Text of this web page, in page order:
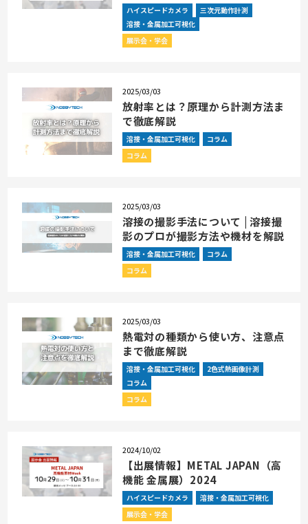
ハイスピードカメラ
三次元動作計測
溶接・金属加工可視化
展示会・学会
2025/03/03
放射率とは？原理から計測方法ま
で徹底解説
溶接・金属加工可視化
コラム
コラム
2025/03/03
溶接の撮影手法について | 溶接撮
影のプロが撮影方法や機材を解説
溶接・金属加工可視化
コラム
コラム
2025/03/03
熱電対の種類から使い方、注意点
まで徹底解説
溶接・金属加工可視化
2色式熱画像計測
コラム
コラム
2024/10/02
【出展情報】METAL JAPAN（高
機能 金属展）2024
ハイスピードカメラ
溶接・金属加工可視化
展示会・学会